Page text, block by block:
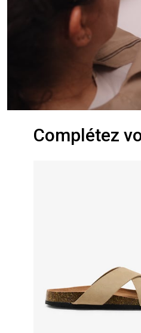
Complétez